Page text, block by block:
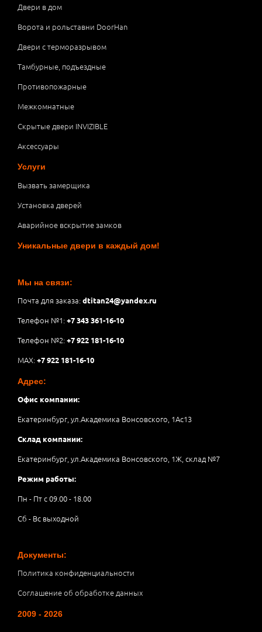
Двери в дом
Ворота и рольставни DoorHan
Двери с терморазрывом
Тамбурные, подъездные
Противопожарные
Межкомнатные
Скрытые двери INVIZIBLE
Аксессуары
Услуги
Вызвать замерщика
Установка дверей
Аварийное вскрытие замков
Уникальные двери в каждый дом!
Мы на связи:
Почта для заказа:dtitan24@yandex.ru
Телефон №1:+7 343 361-16-10
Телефон №2:+7 922 181-16-10
MAX:+7 922 181-16-10
Адрес:
Офис компании:
Екатеринбург, ул.Академика Вонсовского, 1Аc13
Склад компании:
Екатеринбург, ул.Академика Вонсовского, 1Ж, склад №7
Режим работы:
Пн - Пт с 09.00 - 18.00
Сб - Вс выходной
Документы:
Политика конфиденциальности
Соглашение об обработке данных
2009 - 2026